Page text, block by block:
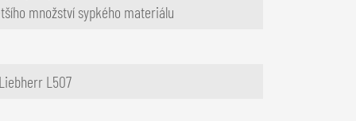
množství sypkého materiálu
L507